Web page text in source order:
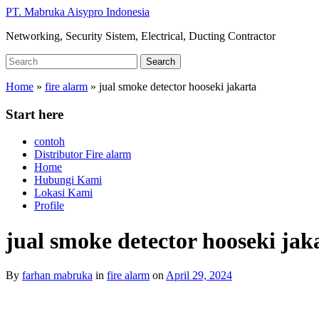
Skip
main
PT. Mabruka Aisypro Indonesia
Networking, Security Sistem, Electrical, Ducting Contractor
Search
for:
Search
Home » fire alarm » jual smoke detector hooseki jakarta
Start here
contoh
Distributor Fire alarm
Home
Hubungi Kami
Lokasi Kami
Profile
jual smoke detector hooseki
By farhan mabruka in fire alarm on April 29, 2024